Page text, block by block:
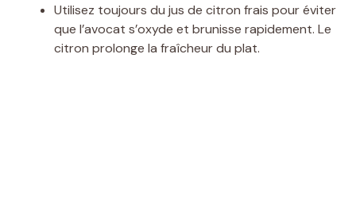
d
Utilisez toujours du jus de citron frais pour éviter
que l’avocat s’oxyde et brunisse rapidement. Le
citron prolonge la fraîcheur du plat.